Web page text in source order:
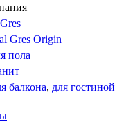
Gres Origin
пола
балкона, для гостиной